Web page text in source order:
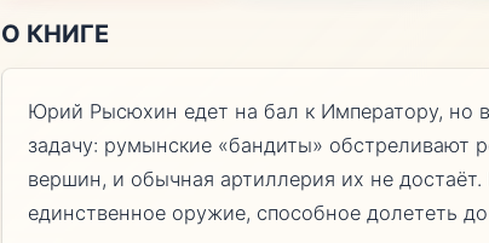
О КНИГЕ
Юрий Рысюхин едет на бал к Императору, но
задачу: румынские «бандиты» обстреливают
вершин, и обычная артиллерия их не
единственное оружие, способное долететь